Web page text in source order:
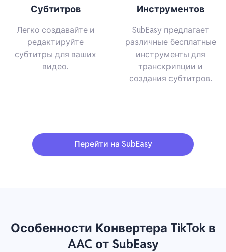
Субтитров
Легко создавайте и
редактируйте
субтитры для ваших
видео.
Инструментов
SubEasy предлагает
различные бесплатные
инструменты для
транскрипции и
создания субтитров.
Перейти на SubEasy
Особенности Конвертера TikTok в
AAC от SubEasy